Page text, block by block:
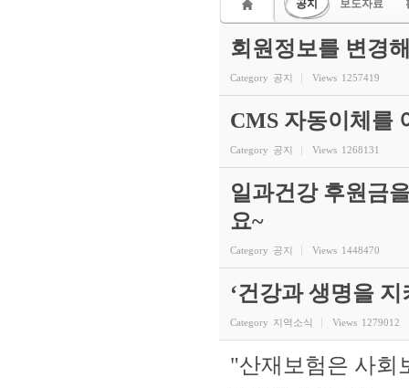
공지 보도자료
회원정보를 변경
Category 공지 Views 1257419
CMS 자동이체를
Category 공지 Views 1268131
일과건강 후원금
요~
Category 공지 Views 1448470
‘건강과 생명을
Category 지역소식 Views 1279012
"산재보험은 사회